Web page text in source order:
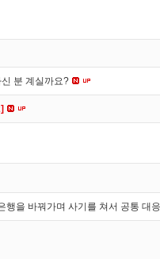
분 계실까요?
행을 바꿔가며 사기를 쳐서 공통 대